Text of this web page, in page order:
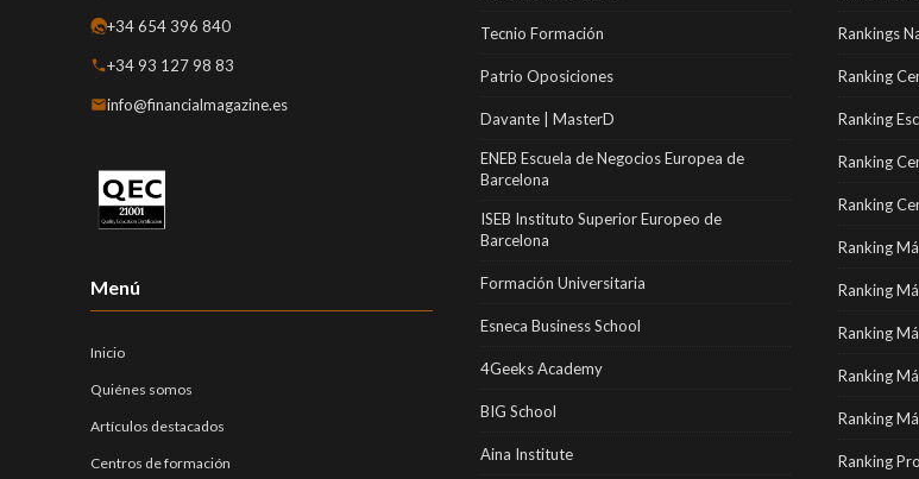
+34 654 396 840
+34 93 127 98 83
info@financialmagazine.es
Menú
Inicio
Quiénes somos
Artículos destacados
Centros de formación
Tecnio Formación
Patrio Oposiciones
Davante | MasterD
ENEB Escuela de Negocios Europea de
Barcelona
ISEB Instituto Superior Europeo de
Barcelona
Formación Universitaria
Esneca Business School
4Geeks Academy
BIG School
Aina Institute
Rankings
Ranking
Ranking
Ranking
Ranking
Ranking
Ranking
Ranking
Ranking
Ranking
Ranking